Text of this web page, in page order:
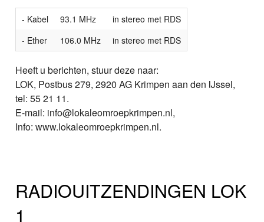
- Kabel 93.1 MHz
in stereo met RDS
- Ether
106.0 MHz in stereo met RDS
Heeft u berichten, stuur deze naar:
LOK, Postbus 279, 2920 AG Krimpen aan den IJssel,
tel: 55 21 11.
E-mail: info@lokaleomroepkrimpen.nl,
Info: www.lokaleomroepkrimpen.nl.
RADIOUITZENDINGEN LOK
1